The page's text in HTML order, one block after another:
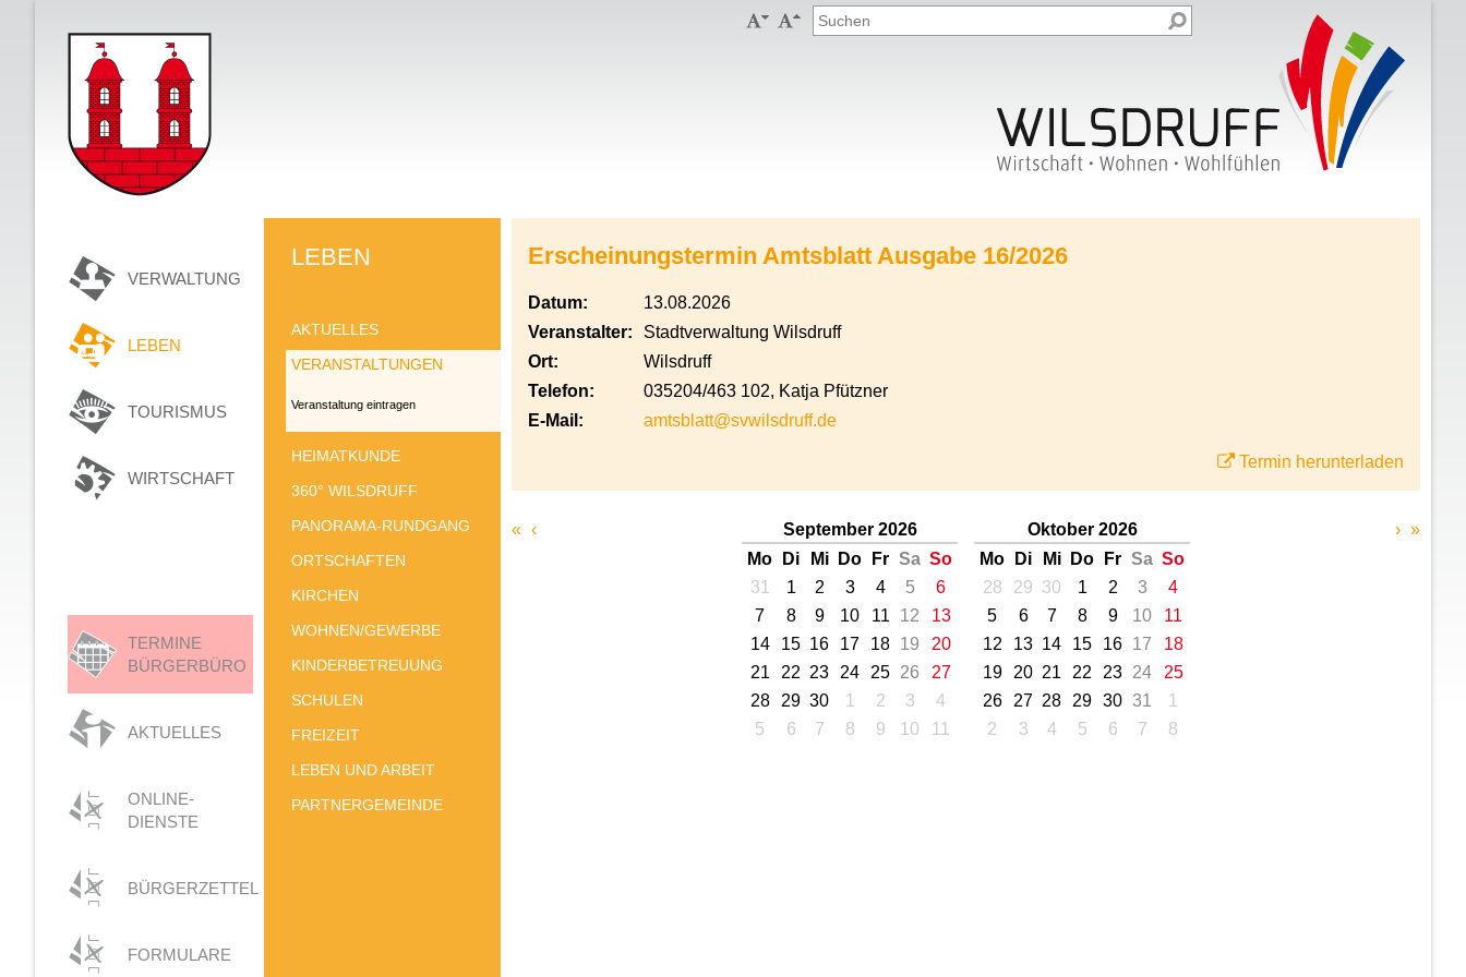
 
VERWALTUNG
LEBEN
TOURISMUS
WIRTSCHAFT
TERMINE
BÜRGERBÜRO
AKTUELLES
ONLINE-
DIENSTE
BÜRGERZETTEL
FORMULARE
LEBEN
AKTUELLES
VERANSTALTUNGEN
Veranstaltung eintragen
HEIMATKUNDE
360° WILSDRUFF
PANORAMA-RUNDGANG
ORTSCHAFTEN
KIRCHEN
WOHNEN/GEWERBE
KINDERBETREUUNG
SCHULEN
FREIZEIT
LEBEN UND ARBEIT
PARTNERGEMEINDE
Erscheinungstermin Amtsblatt Ausgabe 16/2026
Datum:
13.08.2026
Veranstalter:
Stadtverwaltung Wilsdruff
Ort:
Wilsdruff
Telefon:
035204/463 102, Katja Pfützner
E-Mail:
amtsblatt@svwilsdruff.de
Termin herunterladen
« ‹
September 2026
Mo
Di Mi Do Fr Sa So
31
1 2 3 4 5
6
7
8 9 10 11 12
13
14
15 16 17 18 19
20
21
22 23 24 25 26
27
28
29 30 1 2 3
4
5
6 7 8 9 10 11
Oktober 2026
Mo
Di Mi Do Fr Sa So
28
29 30 1 2 3
4
5
6 7 8 9 10
11
12
13 14 15 16 17
18
19
20 21 22 23 24
25
26
27 28 29 30 31
1
2
3 4 5 6 7 8
› »